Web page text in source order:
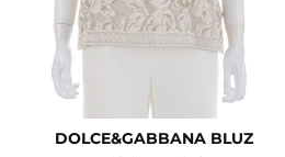
DOLCE&GABBANA BLUZ